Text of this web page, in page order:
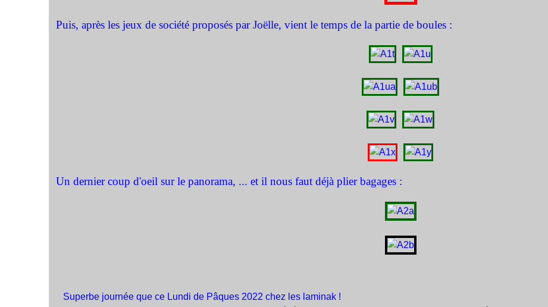
Puis, après les jeux de société proposés par Joëlle, vient le temps de la partie de boules :
Un dernier coup d'oeil sur le panorama, ... et il nous faut déjà plier bagages :
Superbe journée que ce Lundi de Pâques 2022 chez les laminak !